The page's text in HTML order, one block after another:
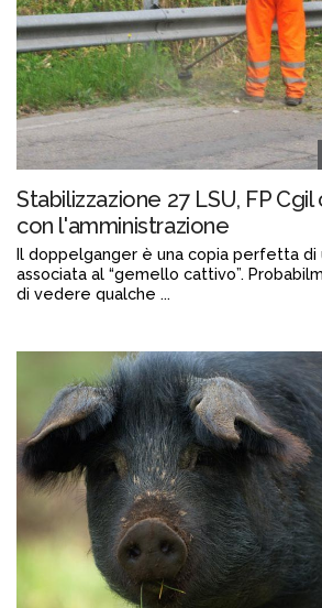
Stabilizzazione 27 LSU, FP
con l'amministrazione
Il doppelganger è una copia perfetta di
associata al “gemello cattivo”.
di vedere qualche ...
admin@admin.com 3 days fa